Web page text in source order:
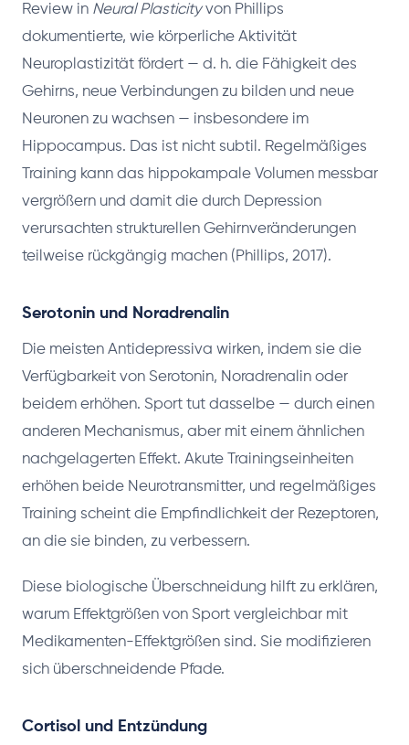
Review in Neural Plasticityvon Phillips
dokumentierte, wie körperliche Aktivität
Neuroplastizität fördert — d. h. die Fähigkeit des
Gehirns, neue Verbindungen zu bilden und neue
Neuronen zu wachsen — insbesondere im
Hippocampus. Das ist nicht subtil. Regelmäßiges
Training kann das hippokampale Volumen messbar
vergrößern und damit die durch Depression
verursachten strukturellen Gehirnveränderungen
teilweise rückgängig machen (Phillips, 2017).
Serotonin und Noradrenalin
Die meisten Antidepressiva wirken, indem sie die
Verfügbarkeit von Serotonin, Noradrenalin oder
beidem erhöhen. Sport tut dasselbe — durch einen
anderen Mechanismus, aber mit einem ähnlichen
nachgelagerten Effekt. Akute Trainingseinheiten
erhöhen beide Neurotransmitter, und regelmäßiges
Training scheint die Empfindlichkeit der Rezeptoren,
an die sie binden, zu verbessern.
Diese biologische Überschneidung hilft zu erklären,
warum Effektgrößen von Sport vergleichbar mit
Medikamenten-Effektgrößen sind. Sie modifizieren
sich überschneidende Pfade.
Cortisol und Entzündung